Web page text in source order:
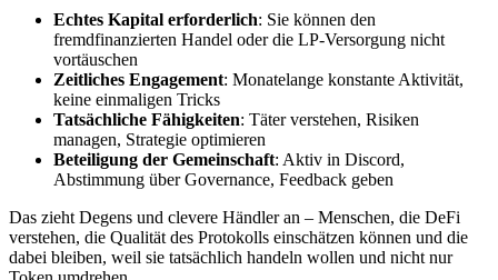
Echtes Kapital erforderlich: Sie können den
fremdfinanzierten Handel oder die LP-Versorgung nicht
vortäuschen
Zeitliches Engagement: Monatelange konstante Aktivität,
keine einmaligen Tricks
Tatsächliche Fähigkeiten: Täter verstehen, Risiken
managen, Strategie optimieren
Beteiligung der Gemeinschaft: Aktiv in Discord,
Abstimmung über Governance, Feedback geben
Das zieht Degens und clevere Händler an – Menschen, die DeFi
verstehen, die Qualität des Protokolls einschätzen können und die
dabei bleiben, weil sie tatsächlich handeln wollen und nicht nur